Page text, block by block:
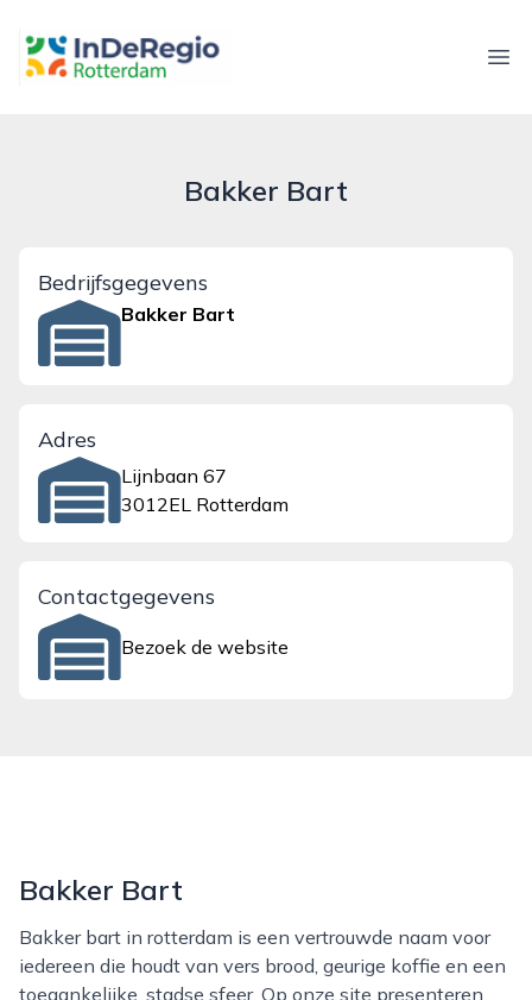
inderegiorotterdam.nl
Bakker Bart
Bedrijfsgegevens
Bakker Bart
Adres
Lijnbaan 67
3012EL Rotterdam
Contactgegevens
Bezoek de website
Bakker Bart
Bakker bart in rotterdam is een vertrouwde naam voor
iedereen die houdt van vers brood, geurige koffie en een
toegankelijke, stadse sfeer. Op onze site presenteren